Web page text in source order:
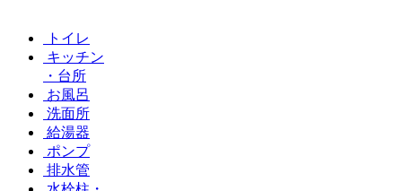
トイレ
キッチン
・台所
お風呂
洗面所
給湯器
ポンプ
排水管